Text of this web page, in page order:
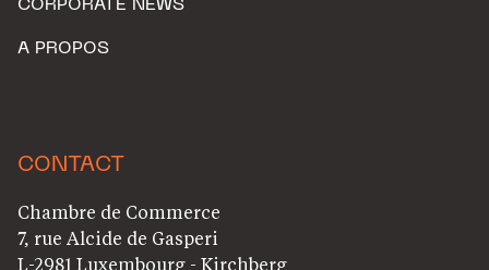
CORPORATE NEWS
A PROPOS
CONTACT
Chambre de Commerce
7, rue Alcide de Gasperi
L-2981 Luxembourg - Kirchberg